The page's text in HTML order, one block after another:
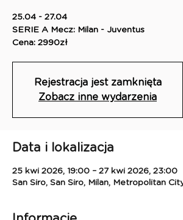
25.04 - 27.04
SERIE A Mecz: Milan - Juventus
Cena: 2990zł
Rejestracja jest zamknięta
Zobacz inne wydarzenia
Data i lokalizacja
25 kwi 2026, 19:00 – 27 kwi 2026, 23:00
San Siro, San Siro, Milan, Metropolitan